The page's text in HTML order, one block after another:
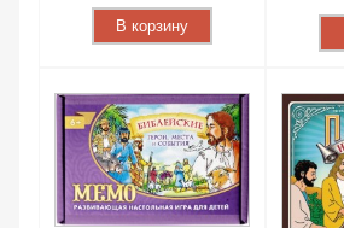
В корзину